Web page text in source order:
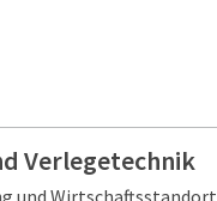
Verlegetechnik
und Wirtschaftsstandort